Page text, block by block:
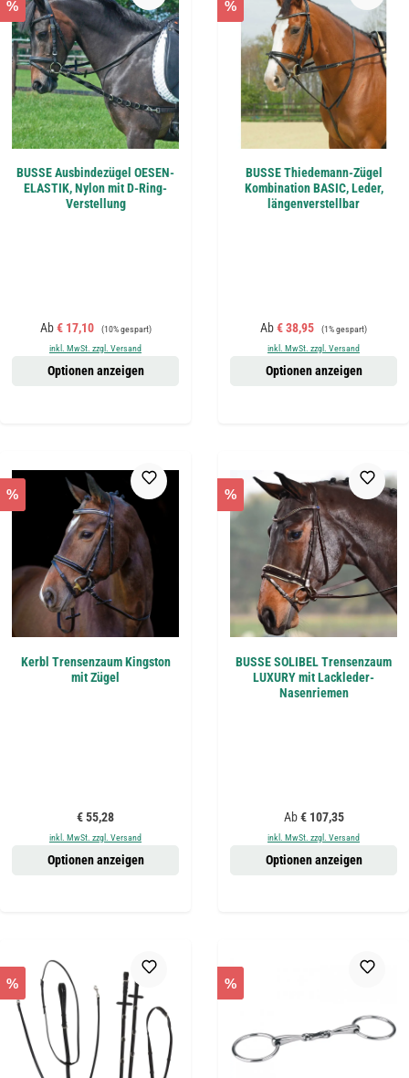
%
BUSSE Ausbindezügel OESEN-
ELASTIK, Nylon mit D-Ring-
Verstellung
Verkaufspreis:
Ab€ 17,10 Regulärer Preis:
(10% gespart)
inkl. MwSt. zzgl. Versand
Optionen anzeigen
%
BUSSE Thiedemann-Zügel
Kombination BASIC, Leder,
längenverstellbar
Verkaufspreis:
Ab€ 38,95 Regulärer Preis:
(1% gespart)
inkl. MwSt. zzgl. Versand
Optionen anzeigen
%
Kerbl Trensenzaum Kingston
mit Zügel
Regulärer Preis:
€ 55,28
inkl. MwSt. zzgl. Versand
Optionen anzeigen
%
BUSSE SOLIBEL Trensenzaum
LUXURY mit Lackleder-
Nasenriemen
Regulärer Preis:
Ab€ 107,35
inkl. MwSt. zzgl. Versand
Optionen anzeigen
% %